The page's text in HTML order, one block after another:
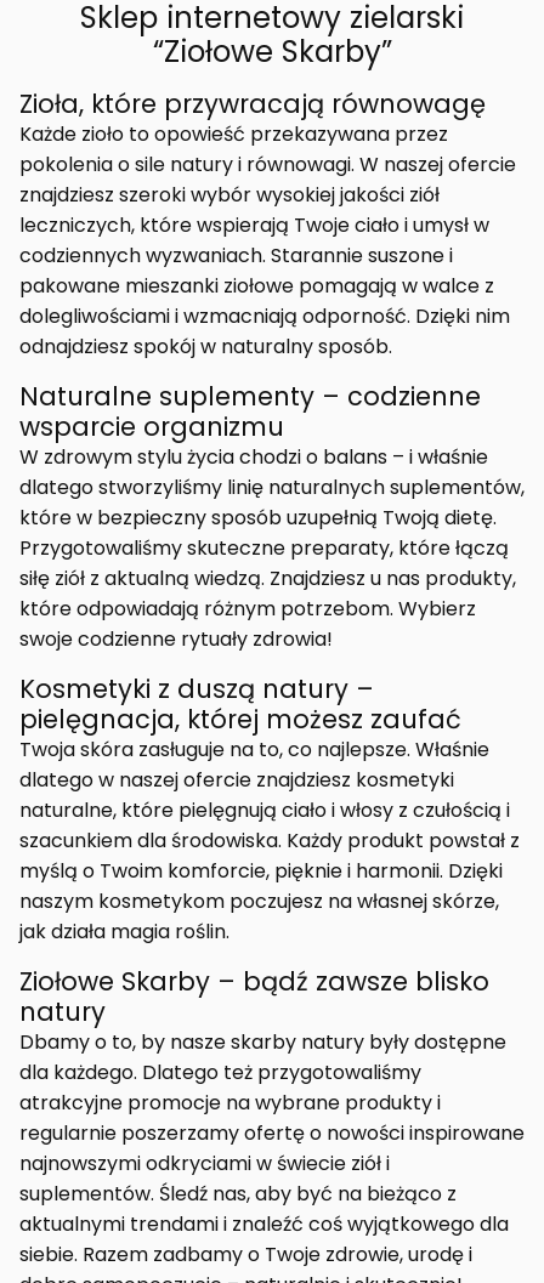
Sklep internetowy zielarski
“Ziołowe Skarby”
Zioła, które przywracają równowagę
Każde zioło to opowieść przekazywana przez
pokolenia o sile natury i równowagi. W naszej ofercie
znajdziesz szeroki wybór wysokiej jakości ziół
leczniczych, które wspierają Twoje ciało i umysł w
codziennych wyzwaniach. Starannie suszone i
pakowane mieszanki ziołowe pomagają w walce z
dolegliwościami i wzmacniają odporność. Dzięki nim
odnajdziesz spokój w naturalny sposób.
Naturalne suplementy – codzienne
wsparcie organizmu
W zdrowym stylu życia chodzi o balans – i właśnie
dlatego stworzyliśmy linię naturalnych suplementów,
które w bezpieczny sposób uzupełnią Twoją dietę.
Przygotowaliśmy skuteczne preparaty, które łączą
siłę ziół z aktualną wiedzą. Znajdziesz u nas produkty,
które odpowiadają różnym potrzebom. Wybierz
swoje codzienne rytuały zdrowia!
Kosmetyki z duszą natury –
pielęgnacja, której możesz zaufać
Twoja skóra zasługuje na to, co najlepsze. Właśnie
dlatego w naszej ofercie znajdziesz kosmetyki
naturalne, które pielęgnują ciało i włosy z czułością i
szacunkiem dla środowiska. Każdy produkt powstał z
myślą o Twoim komforcie, pięknie i harmonii. Dzięki
naszym kosmetykom poczujesz na własnej skórze,
jak działa magia roślin.
Ziołowe Skarby – bądź zawsze blisko
natury
Dbamy o to, by nasze skarby natury były dostępne
dla każdego. Dlatego też przygotowaliśmy
atrakcyjne promocje na wybrane produkty i
regularnie poszerzamy ofertę o nowości inspirowane
najnowszymi odkryciami w świecie ziół i
suplementów. Śledź nas, aby być na bieżąco z
aktualnymi trendami i znaleźć coś wyjątkowego dla
siebie. Razem zadbamy o Twoje zdrowie, urodę i